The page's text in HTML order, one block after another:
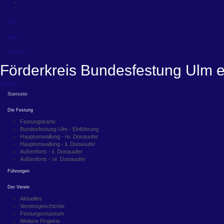
Login
Suche
Impressum
Förderkreis Bundesfestung Ulm
Navigation
Startseite
Die Festung
Festungskarte
Bundesfestung Ulm - Einführung
Hauptumwallung - re. Donauufer
Hauptumwallung - li. Donauufer
Außenforts - li. Donauufer
Außenforts - re. Donauufer
Führungen
Der Verein
Aktuelles
Vereinsgeschichte
Festungsmuseum
Weitere Projekte